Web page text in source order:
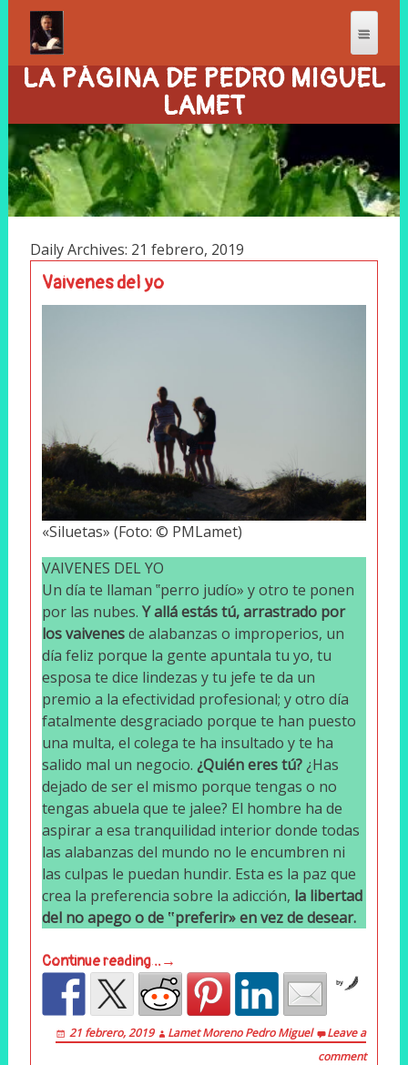
LA PÁGINA DE PEDRO MIGUEL
LAMET
Daily Archives: 21 febrero, 2019
Vaivenes del yo
«Siluetas» (Foto: © PMLamet)
VAIVENES DEL YO
Un día te llaman ‟perro judío» y otro te ponen
por las nubes. Y allá estás tú, arrastrado por
los vaivenesde alabanzas o improperios, un
día feliz porque la gente apuntala tu yo, tu
esposa te dice lindezas y tu jefe te da un
premio a la efectividad profesional; y otro día
fatalmente desgraciado porque te han puesto
una multa, el colega te ha insultado y te ha
salido mal un negocio. ¿Quién eres tú? ¿Has
dejado de ser el mismo porque tengas o no
tengas abuela que te jalee? El hombre ha de
aspirar a esa tranquilidad interior donde todas
las alabanzas del mundo no le encumbren ni
las culpas le puedan hundir. Esta es la paz que
crea la preferencia sobre la adicción, la libertad
del no apego o de ‟preferir» en vez de desear.
Continue reading…→
by
21 febrero, 2019 Lamet Moreno Pedro Miguel
Leave a
comment